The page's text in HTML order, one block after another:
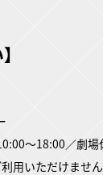
～18:00／劇場
用いただけません